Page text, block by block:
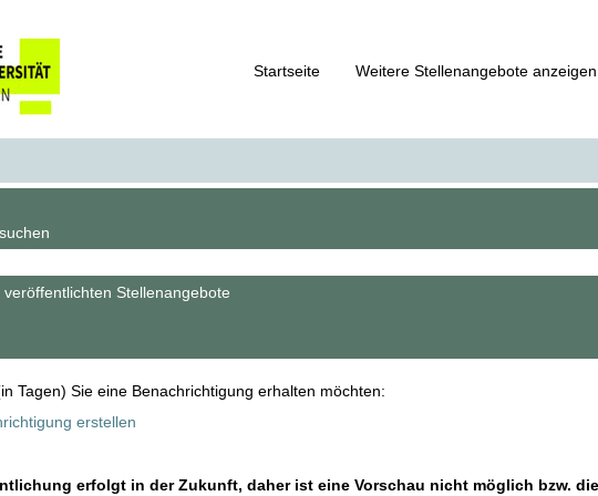
Startseite Weitere Stellenangebote anzeigen
Stellenangebote
Tagen) Sie eine Benachrichtigung erhalten möchten:
erstellen
erfolgt in der Zukunft, daher ist eine Vorschau nicht möglich bzw.